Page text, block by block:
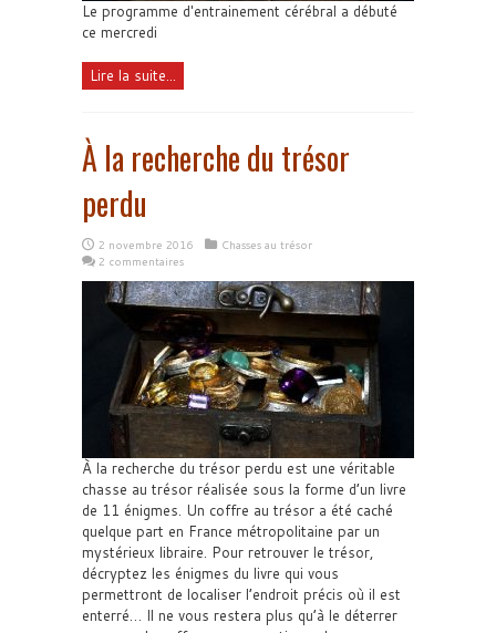
Le programme d'entrainement cérébral a débuté
ce mercredi
Lire la suite...
À la recherche du trésor
perdu
2 novembre 2016
Chasses au trésor
2 commentaires
À la recherche du trésor perdu est une véritable
chasse au trésor réalisée sous la forme d’un livre
de 11 énigmes. Un coffre au trésor a été caché
quelque part en France métropolitaine par un
mystérieux libraire. Pour retrouver le trésor,
décryptez les énigmes du livre qui vous
permettront de localiser l’endroit précis où il est
enterré… Il ne vous restera plus qu’à le déterrer